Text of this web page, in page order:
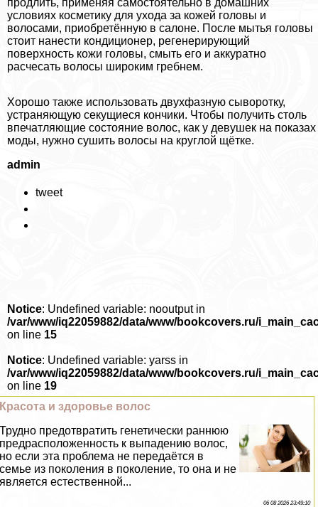
продлить, применяя самостоятельно в домашних
условиях косметику для ухода за кожей головы и
волосами, приобретённую в салоне. После мытья головы
стоит нанести кондиционер, регенерирующий
поверхность кожи головы, смыть его и аккуратно
расчесать волосы широким гребнем.
Хорошо также использовать двухфазную сыворотку,
устраняющую секущиеся кончики. Чтобы получить столь
впечатляющие состояние волос, как у дeвyшек на показах
моды, нужно сушить волосы на круглой щётке.
admin
tweet
Notice: Undefined variable: nooutput in
/var/www/iq22059882/data/www/bookcovers.ru/
on line 15
Notice: Undefined variable: yarss in
/var/www/iq22059882/data/www/bookcovers.ru/
on line 19
Красота и здоровье волос
Трудно предотвратить генетически раннюю
предрасположенность к выпадению волос,
но если эта проблема не передаётся в
семье из поколения в поколение, то она и не
является естественной...
06 08 2026 23:49:10